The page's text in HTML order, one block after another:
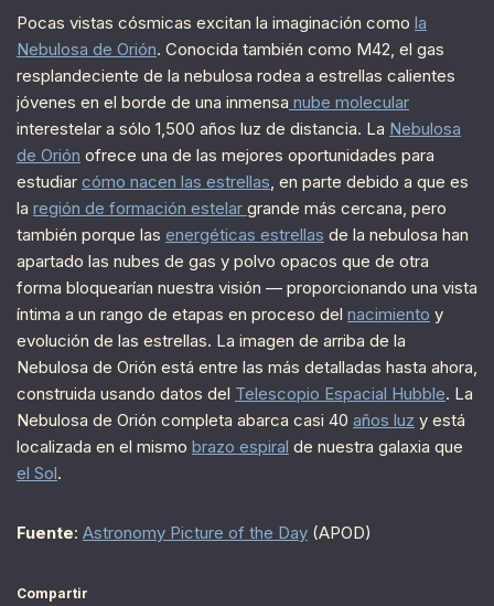
Pocas vistas cósmicas excitan la imaginación como la
Nebulosa de Orión. Conocida también como M42, el gas
resplandeciente de la nebulosa rodea a estrellas calientes
jóvenes en el borde de una inmensa nube molecular
interestelar a sólo 1,500 años luz de distancia. La Nebulosa
de Orión ofrece una de las mejores oportunidades para
estudiar cómo nacen las estrellas, en parte debido a que es
la región de formación estelar grande más cercana, pero
también porque las energéticas estrellas de la nebulosa han
apartado las nubes de gas y polvo opacos que de otra
forma bloquearían nuestra visión — proporcionando una vista
íntima a un rango de etapas en proceso del nacimiento y
evolución de las estrellas. La imagen de arriba de la
Nebulosa de Orión está entre las más detalladas hasta ahora,
construida usando datos del Telescopio Espacial Hubble. La
Nebulosa de Orión completa abarca casi 40 años luz y está
localizada en el mismo brazo espiral de nuestra galaxia que
el Sol.
Fuente: Astronomy Picture of the Day (APOD)
Compartir